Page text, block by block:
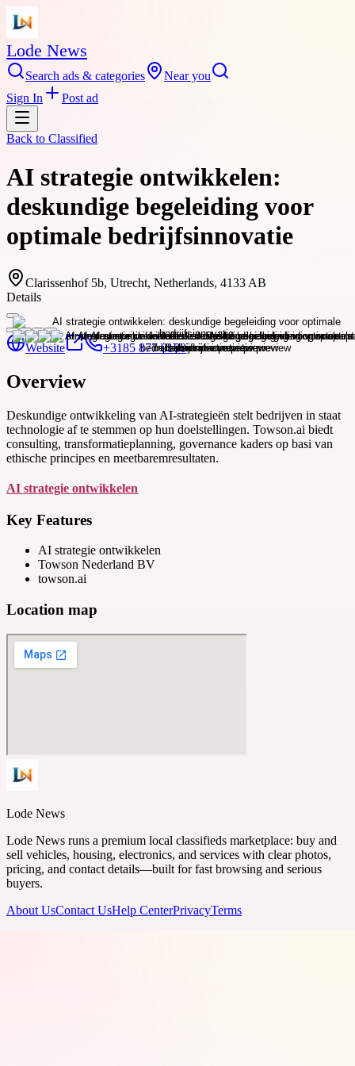
Lode News
Search ads & categories
Near you
Sign In
Post ad
Back to Classified
AI strategie ontwikkelen:
deskundige begeleiding voor
optimale bedrijfsinnovatie
Clarissenhof 5b, Utrecht, Netherlands, 4133 AB
Details
Website +3185 877 0180
Overview
Deskundige ontwikkeling van AI-strategieën stelt bedrijven in staat
technologie af te stemmen op hun doelstellingen. Towson.ai biedt
consulting, transformatieplanning, governance kaders op basi van
ethische principes en meetbaremresultaten.
AI strategie ontwikkelen
Key Features
AI strategie ontwikkelen
Towson Nederland BV
towson.ai
Location map
Lode News
Lode News runs a premium local classifieds marketplace: buy and
sell vehicles, housing, electronics, and services with clear photos,
pricing, and contact details—built for fast browsing and serious
buyers.
About UsContact UsHelp CenterPrivacyTerms